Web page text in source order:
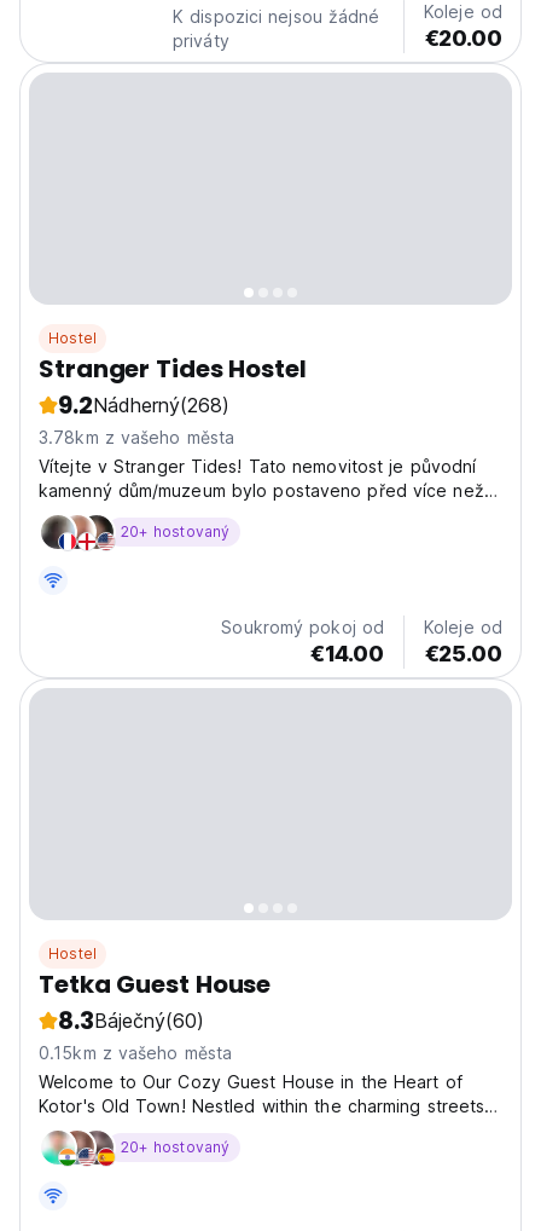
K dispozici nejsou žádné
priváty
Koleje od
€20.00
Hostel
Stranger Tides Hostel
9.2Nádherný(268)
3.78km z vašeho města
Vítejte v Stranger Tides! Tato nemovitost je původní
kamenný dům/muzeum bylo postaveno před více než
1000 lety ve středomořském stylu typickém pro tento
region.
20+ hostovaný
Soukromý pokoj od
€14.00
Koleje od
€25.00
Hostel
Tetka Guest House
8.3Báječný(60)
0.15km z vašeho města
Welcome to Our Cozy Guest House in the Heart of
Kotor's Old Town! Nestled within the charming streets
of Kotor's Old Town, our 20-person guest house offers
the perfect blend of comfort and convenience for
Accommodation:...
20+ hostovaný